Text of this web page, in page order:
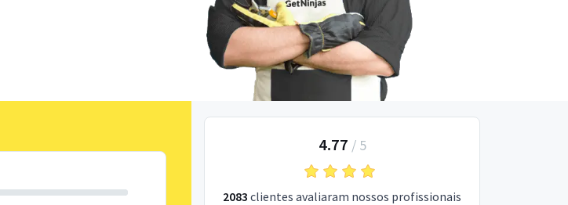
4.77 / 5
2083 clientes avaliaram nossos profissionais